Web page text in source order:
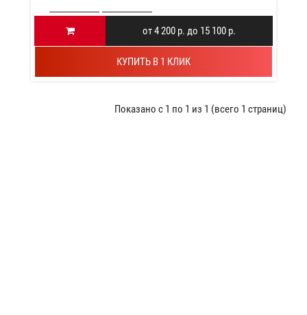
от 4 200 р. до 15 100 р.
КУПИТЬ В 1 КЛИК
Показано с 1 по 1 из 1 (всего 1 страниц)